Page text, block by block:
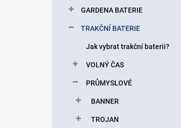
GARDENA BATERIE
TRAKČNÍ BATERIE
Jak vybrat trakční baterii?
VOLNÝ ČAS
PRŮMYSLOVÉ
BANNER
TROJAN